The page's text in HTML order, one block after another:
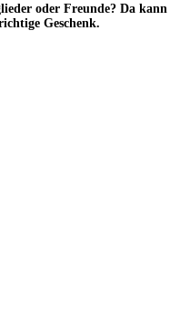
oder Freunde? Da kann
Geschenk.